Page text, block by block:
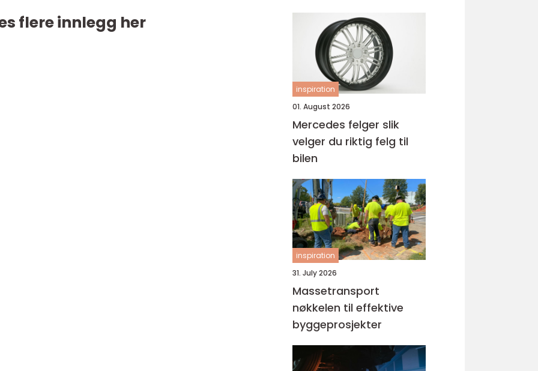
flere innlegg her
inspiration
01. August 2026
Mercedes felger slik
velger du riktig felg til
bilen
inspiration
31. July 2026
Massetransport
nøkkelen til effektive
byggeprosjekter